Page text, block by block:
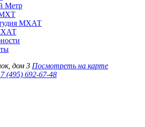
Метр
МХАТ
дом 3 Посмотреть на карте
(495) 692-67-48‬